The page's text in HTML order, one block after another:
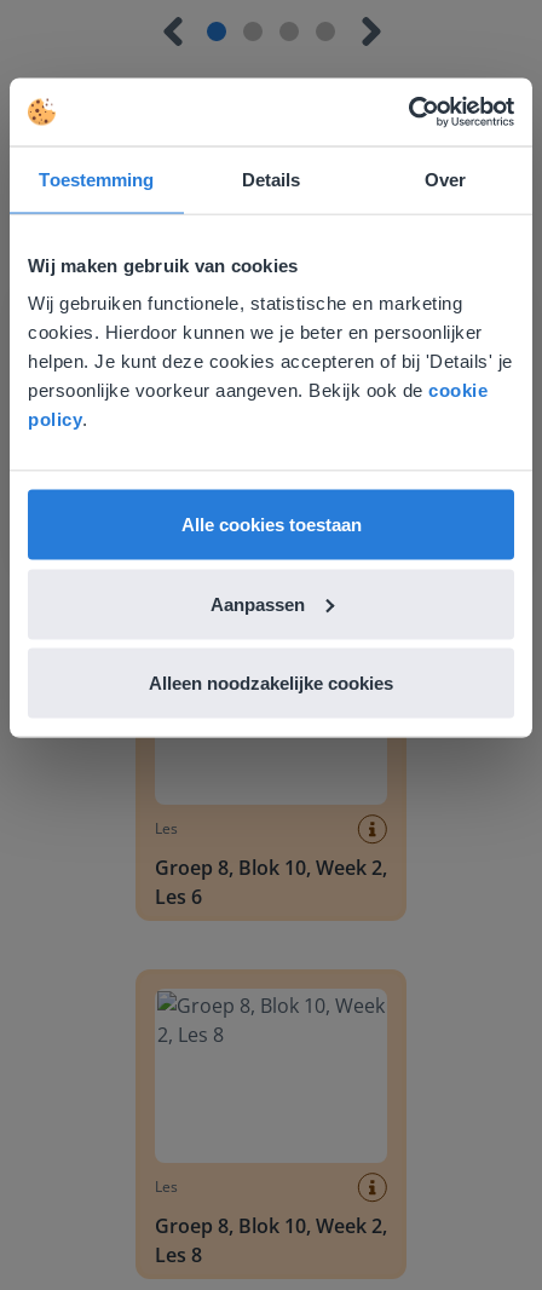
Toestemming Details Over
Wij maken gebruik van cookies
Wij gebruiken functionele, statistische en marketing
cookies. Hierdoor kunnen we je beter en persoonlijker
helpen. Je kunt deze cookies accepteren of bij 'Details' je
persoonlijke voorkeur aangeven. Bekijk ook de cookie
policy.
Alle cookies toestaan
Aanpassen
Alleen noodzakelijke cookies
Ontdek meer!
Les
Les 11
Groep 8, Blok 10, Week 2, Les 6
Les
Groep 8, Blok 10, Week 2,
Les 6
Les
Groep 8, Blok 10, Week 2,
Les 8
Deze website komt niet
overeen met je locatie
Gezien je locatie, denken we dat je misschien
liever naar de website voor English gaat. Hier
English
Nederland